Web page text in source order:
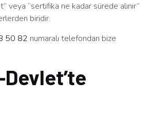
veya “sertifika ne kadar sürede alınır”
biridir.
50 82 numaralı telefondan bize